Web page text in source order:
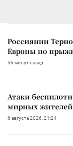
Россиянин
Европы по
56 минут назад
Атаки
мирных жителей
6 августа 2026, 21:24